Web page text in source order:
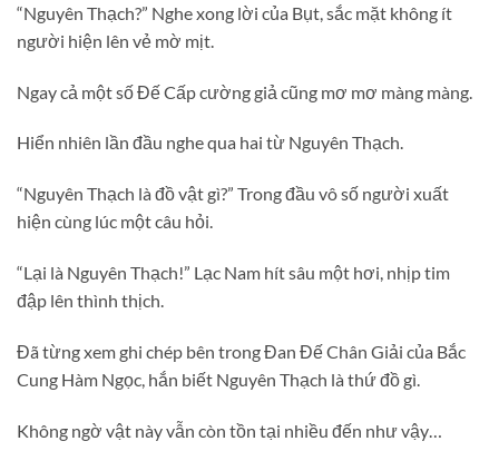
“Nguyên Thạch?” Nghe xong lời của Bụt, sắc mặt không ít
người hiện lên vẻ mờ mịt.
Ngay cả một số Đế Cấp cường giả cũng mơ mơ màng màng.
Hiển nhiên lần đầu nghe qua hai từ Nguyên Thạch.
“Nguyên Thạch là đồ vật gì?” Trong đầu vô số người xuất
hiện cùng lúc một câu hỏi.
“Lại là Nguyên Thạch!” Lạc Nam hít sâu một hơi, nhịp tim
đập lên thình thịch.
Đã từng xem ghi chép bên trong Đan Đế Chân Giải của Bắc
Cung Hàm Ngọc, hắn biết Nguyên Thạch là thứ đồ gì.
Không ngờ vật này vẫn còn tồn tại nhiều đến như vậy…